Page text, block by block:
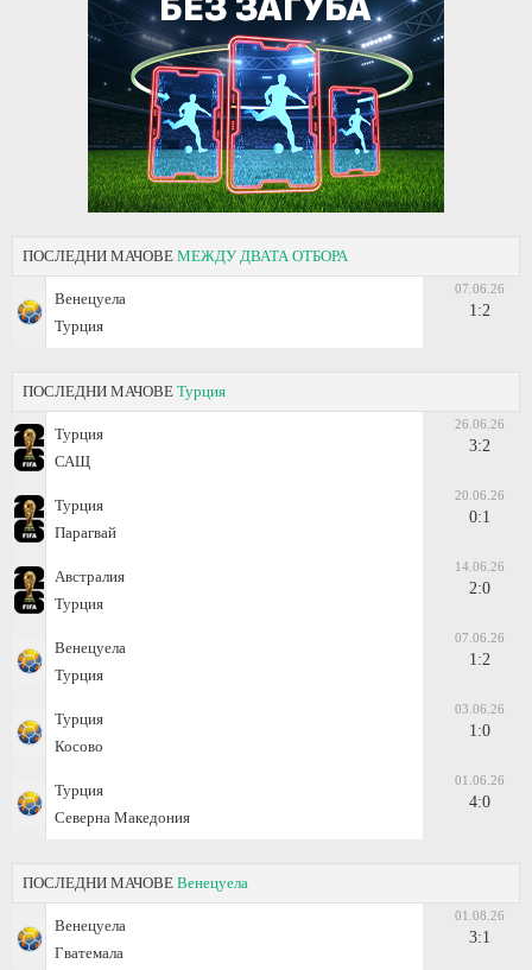
ПОСЛЕДНИ МАЧОВЕ МЕЖДУ ДВАТА ОТБОРА
Венецуела
Турция
07.06.26
1:2
ПОСЛЕДНИ МАЧОВЕ Турция
Турция
САЩ
26.06.26
3:2
Турция
Парагвай
20.06.26
0:1
Австралия
Турция
14.06.26
2:0
Венецуела
Турция
07.06.26
1:2
Турция
Косово
03.06.26
1:0
Турция
Северна Македония
01.06.26
4:0
ПОСЛЕДНИ МАЧОВЕ Венецуела
Венецуела
Гватемала
01.08.26
3:1